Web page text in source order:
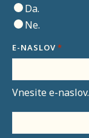
Da.
Ne.
E-NASLOV *
Vnesite e-naslov.